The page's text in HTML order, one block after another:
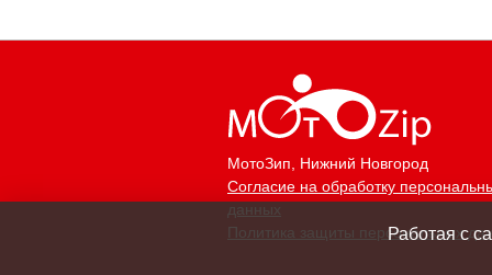
МотоЗип , Нижний Новгород
Согласие на обработку
данных
Политика защиты персональных
Работая с